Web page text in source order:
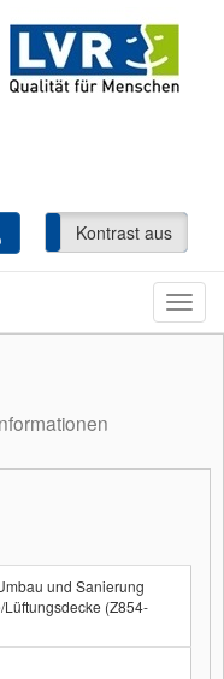
Kontrast aus
und Sanierung
(Z854-